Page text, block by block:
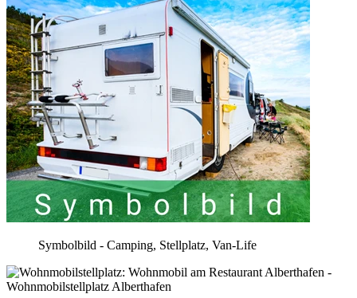
Symbolbild - Camping, Stellplatz, Van-Life